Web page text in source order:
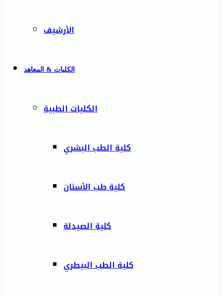
الأرشيف
الكليات & المعاهد
الكليات الطبية
كلية الطب البشري
كلية طب الأسنان
كلية الصيدلة
كلية الطب البيطري